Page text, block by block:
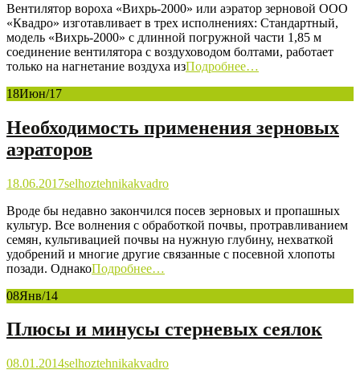
Вентилятор вороха «Вихрь-2000» или аэратор зерновой ООО
«Квадро» изготавливает в трех исполнениях: Стандартный,
модель «Вихрь-2000» с длинной погружной части 1,85 м
соединение вентилятора с воздуховодом болтами, работает
только на нагнетание воздуха изПодробнее…
18Июн/17
Необходимость применения зерновых
аэраторов
18.06.2017selhoztehnikakvadro
Вроде бы недавно закончился посев зерновых и пропашных
культур. Все волнения с обработкой почвы, протравливанием
семян, культивацией почвы на нужную глубину, нехваткой
удобрений и многие другие связанные с посевной хлопоты
позади. ОднакоПодробнее…
08Янв/14
Плюсы и минусы стерневых сеялок
08.01.2014selhoztehnikakvadro